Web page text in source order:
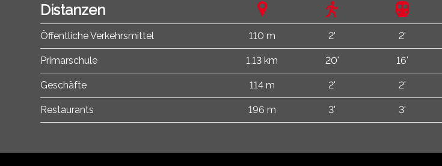
Distanzen
Öffentliche Verkehrsmittel 110 m 2' 2'
Primarschule 1.13 km 20' 16'
Geschäfte 114 m 2' 2'
Restaurants 196 m 3' 3'